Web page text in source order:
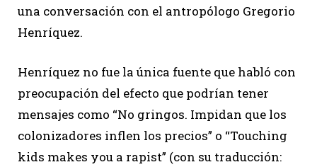
una conversación con el antropólogo Gregorio
Henríquez.
Henríquez no fue la única fuente que habló con
preocupación del efecto que podrían tener
mensajes como “No gringos. Impidan que los
colonizadores inflen los precios” o “Touching
kids makes you a rapist” (con su traducción: